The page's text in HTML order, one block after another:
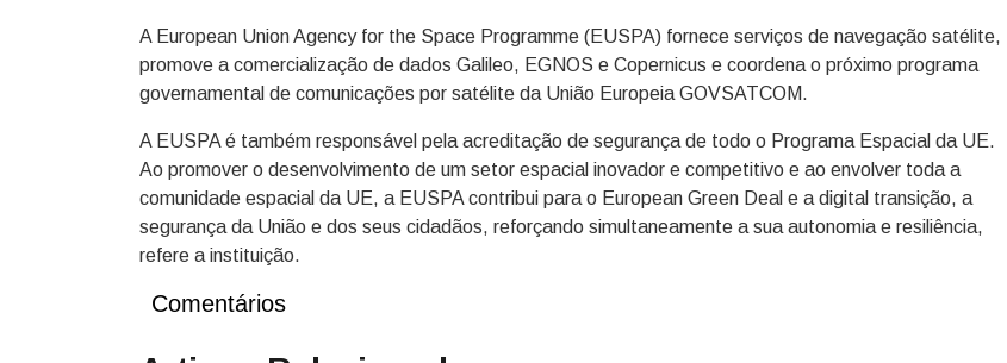
A European Union Agency for the Space Programme (EUSPA) fornece serviços de navegação satélite,
promove a comercialização de dados Galileo, EGNOS e Copernicus e coordena o próximo programa
governamental de comunicações por satélite da União Europeia GOVSATCOM.
A EUSPA é também responsável pela acreditação de segurança de todo o Programa Espacial da UE.
Ao promover o desenvolvimento de um setor espacial inovador e competitivo e ao envolver toda a
comunidade espacial da UE, a EUSPA contribui para o European Green Deal e a digital transição, a
segurança da União e dos seus cidadãos, reforçando simultaneamente a sua autonomia e resiliência,
refere a instituição.
Comentários